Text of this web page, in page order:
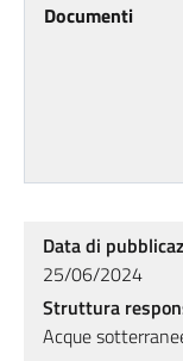
Documenti
Data di
25/06/2024
Struttura
Acque